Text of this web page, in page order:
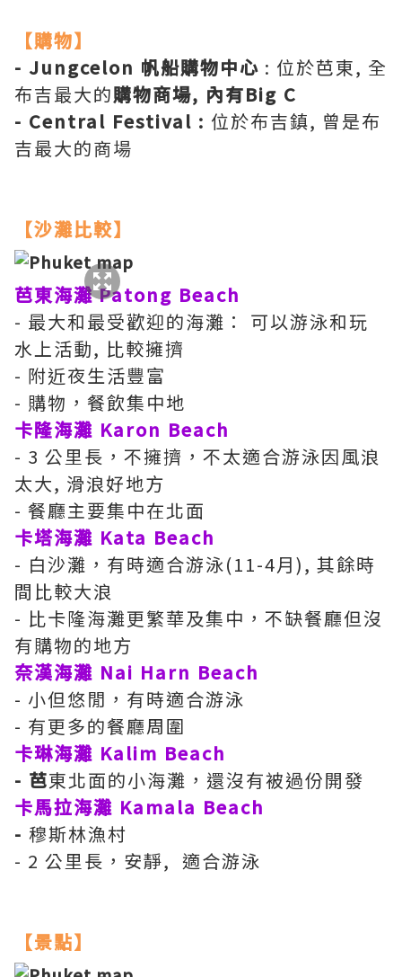
【購物】
- Jungcelon 帆船購物中心 : 位於芭東, 全
布吉最大的購物商場, 內有Big C
- Central Festival : 位於布吉鎮, 曾是布
吉最大的商場
【沙灘比較】
芭東海灘 Patong Beach
- 最大和最受歡迎的海灘： 可以游泳和玩
水上活動, 比較擁擠
- 附近夜生活豐富
- 購物，餐飲集中地
卡隆海灘 Karon Beach
- 3 公里長，不擁擠，不太適合游泳因風浪
太大, 滑浪好地方
- 餐廳主要集中在北面
卡塔海灘 Kata Beach
- 白沙灘，有時適合游泳(11-4月), 其餘時
間比較大浪
- 比卡隆海灘更繁華及集中，不缺餐廳但沒
有購物的地方
奈漢海灘 Nai Harn Beach
- 小但悠閒，有時適合游泳
- 有更多的餐廳周圍
卡琳海灘 Kalim Beach
- 芭東北面的小海灘，還沒有被過份開發
卡馬拉海灘 Kamala Beach
- 穆斯林漁村
- 2 公里長，安靜, 適合游泳
【景點】